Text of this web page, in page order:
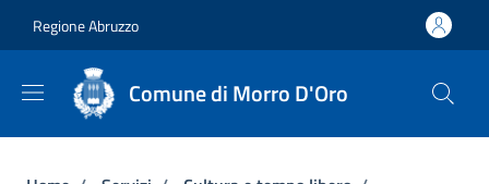
Regione Abruzzo
Comune di Morro D'Oro